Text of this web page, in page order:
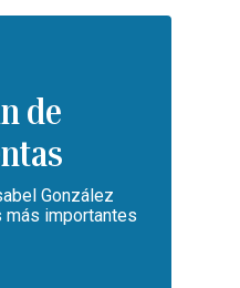
de
González
importantes